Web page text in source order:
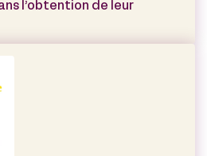
l’obtention de leur